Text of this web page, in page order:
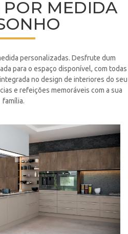
POR MEDIDA
personalizadas. Desfrute dum
para o espaço disponível, com todas
no design de interiores do seu
e refeições memoráveis com a sua
família.